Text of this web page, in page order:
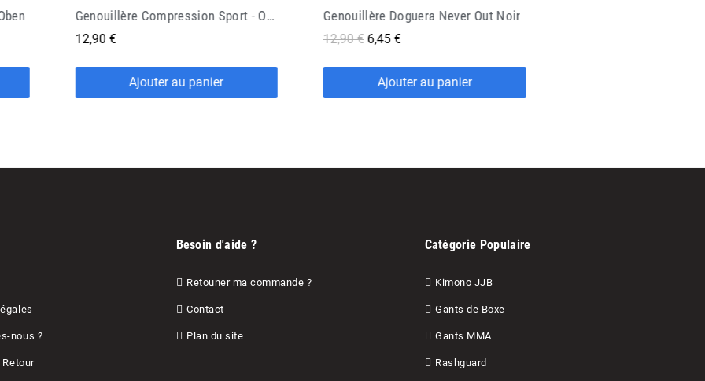
Genouillère Compression Sport - Oben Genouillère Doguera Never Out Noir
12,90 €
Ajouter au panier
Genouillère Doguera Never Out Bleu
12,90 € 6,45 €
Ajouter au panier
nous ?
Besoin d'aide ?
Retouner ma commande ?
Contact
Plan du site
Catégorie Populaire
Kimono JJB
Gants de Boxe
Gants MMA
Rashguard